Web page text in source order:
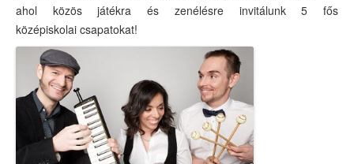
Pedagógusok a SuliMoziról
SuliMozisok mondták
Cikkek a SuliMoziról
Az OFOE ajánlása
FILMEK
ahol közös játékra és zenélésre invitálunk 5 fős
középiskolai csapatokat!